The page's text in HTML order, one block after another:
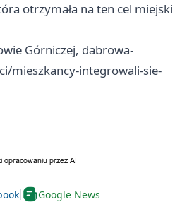
otrzymała na ten cel miejski
Górniczej, dabrowa-
mieszkancy-integrowali-sie-
Google News